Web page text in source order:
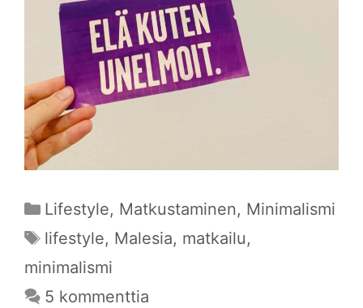
Kategoriat
Lifestyle, Matkustaminen, Minimalismi
Avainsanat
lifestyle, Malesia, matkailu,
minimalismi
5 kommenttia